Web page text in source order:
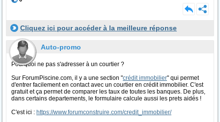
Cliquez ici pour accéder à la meilleure réponse
Auto-promo
Pourquoi ne pas s'adresser à un courtier ?
Sur ForumPiscine.com, il y a une section "crédit immobilier" qui permet
d'entrer facilement en contact avec un courtier en crédit immobilier. C'est
gratuit et ça permet de comparer les taux de toutes les banques. De plus,
dans certains departements, le formulaire calcule aussi les prets aidés !
C'est ici : https://www.forumconstruire.com/credit_immobilier/